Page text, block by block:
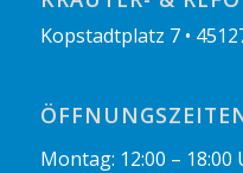
Kopstadtplatz 7 •
Montag: 12:00 – 18:00